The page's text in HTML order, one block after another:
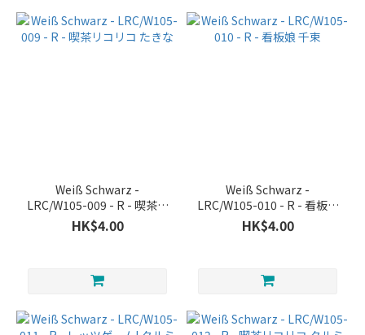
Weiß Schwarz -
LRC/W105-009 - R - 喫茶リ
コリコ たきな
HK$4.00
Weiß Schwarz -
LRC/W105-010 - R - 看板娘
千束
HK$4.00